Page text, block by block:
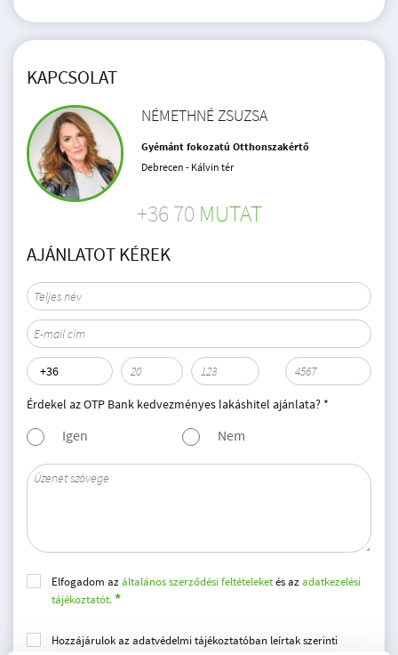
KAPCSOLAT
NÉMETHNÉ ZSUZSA
Gyémánt fokozatú Otthonszakértő
Debrecen - Kálvin tér
+36 70 MUTAT
AJÁNLATOT KÉREK
Érdekel az OTP Bank kedvezményes lakáshitel ajánlata? *
Igen Nem
Elfogadom azáltalános szerződési feltételeketés azadatkezelési
tájékoztatót.
Hozzájárulok az adatvédelmi tájékoztatóban leírtak szerinti